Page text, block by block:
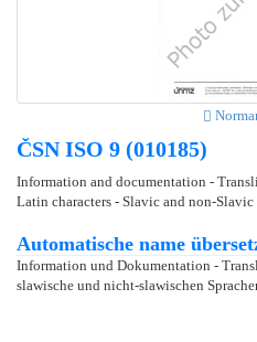
ČSN ISO 9 (010185)
Information and documentation -
Latin characters - Slavic and non-Slavic
Automatische name
Information und Dokumentation -
slawische und nicht-slawischen